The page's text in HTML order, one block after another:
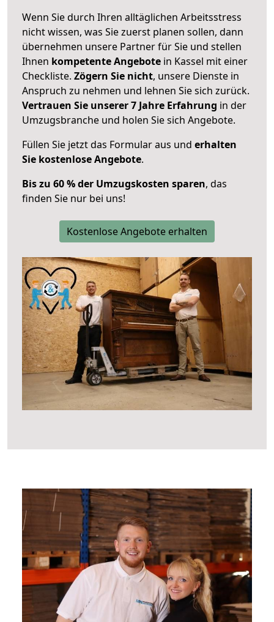
Wenn Sie durch Ihren alltäglichen Arbeitsstress
nicht wissen, was Sie zuerst planen sollen, dann
übernehmen unsere Partner für Sie und stellen
Ihnen kompetente Angebote in Kassel mit einer
Checkliste. Zögern Sie nicht, unsere Dienste in
Anspruch zu nehmen und lehnen Sie sich zurück.
Vertrauen Sie unserer 7 Jahre Erfahrung in der
Umzugsbranche und holen Sie sich Angebote.
Füllen Sie jetzt das Formular aus und erhalten
Sie kostenlose Angebote.
Bis zu 60 % der Umzugskosten sparen, das
finden Sie nur bei uns!
Kostenlose Angebote erhalten